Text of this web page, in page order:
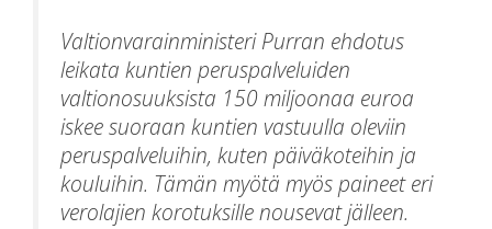
Valtionvarainministeri Purran ehdotus
leikata kuntien peruspalveluiden
valtionosuuksista 150 miljoonaa euroa
iskee suoraan kuntien vastuulla oleviin
peruspalveluihin, kuten päiväkoteihin ja
kouluihin. Tämän myötä myös paineet eri
verolajien korotuksille nousevat jälleen.